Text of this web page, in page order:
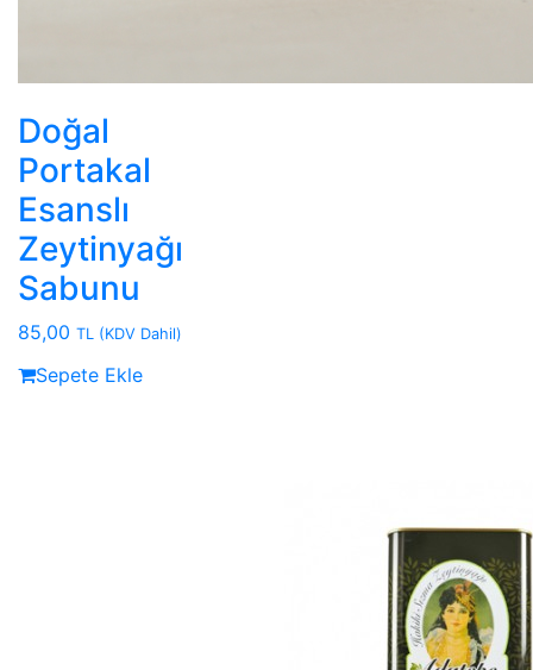
Doğal
Portakal
Esanslı
Zeytinyağı
Sabunu
85,00 TL (KDV Dahil)
Sepete Ekle